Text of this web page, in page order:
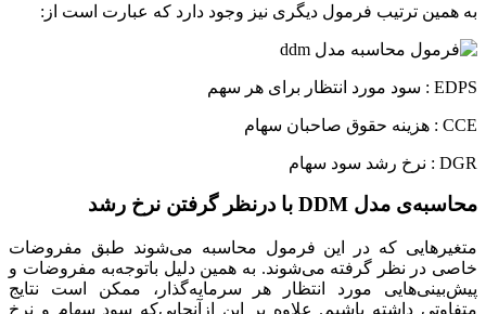
به همین ترتیب فرمول دیگری نیز وجود دارد که عبارت است از:
EDPS : سود مورد انتظار برای هر سهم
CCE : هزینه حقوق صاحبان سهام
DGR : نرخ رشد سود سهام
محاسبه‌ی مدل DDM با درنظر گرفتن نرخ رشد
متغیرهایی که در این فرمول محاسبه می‌شوند طبق مفروضات
خاصی در نظر گرفته می‌شوند. به همین دلیل باتوجه‌به مفروضات و
پیش‌بینی‌هایی مورد انتظار هر سرمایه‌گذار، ممکن است نتایج
متفاوتی داشته باشیم. علاوه بر این ازآنجایی‌که سود سهام و نرخ